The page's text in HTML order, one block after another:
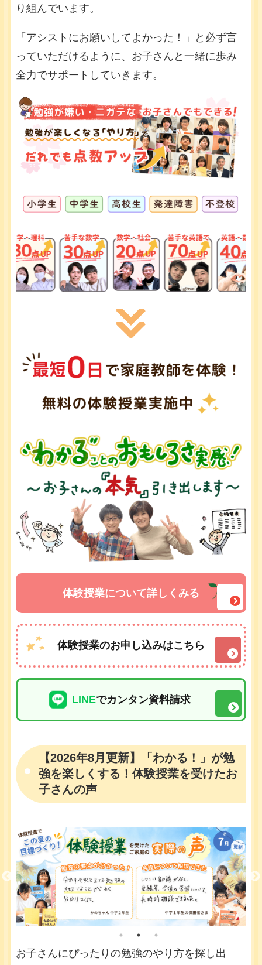
り組んでいます。
「アシストにお願いしてよかった！」と必ず言
っていただけるように、お子さんと一緒に歩み
全力でサポートしていきます。
体験授業について詳しくみる
体験授業のお申し込みはこちら
LINEでカンタン資料請求
【2026年8月更新】「わかる！」が勉
強を楽しくする！体験授業を受けたお
子さんの声
お子さんにぴったりの勉強のやり方を探し出